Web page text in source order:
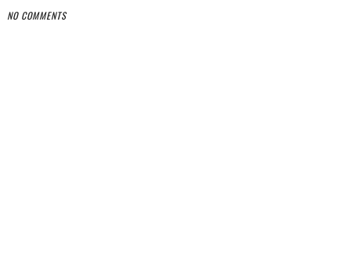
NO COMMENTS